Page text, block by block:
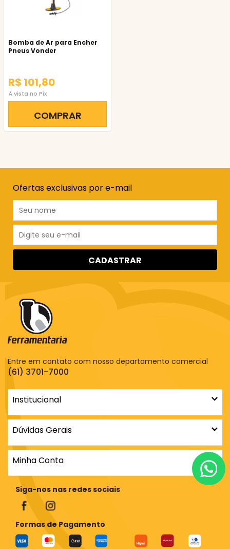
Bomba de Ar para Encher
Pneus Vonder
R$ 101,80
À vista no Pix
COMPRAR
Ofertas exclusivas por e-mail
CADASTRAR
Entre em contato com nosso departamento comercial
(61) 3701-7000
Institucional
Dúvidas Gerais
Minha Conta
Siga-nos nas redes sociais
Formas de Pagamento